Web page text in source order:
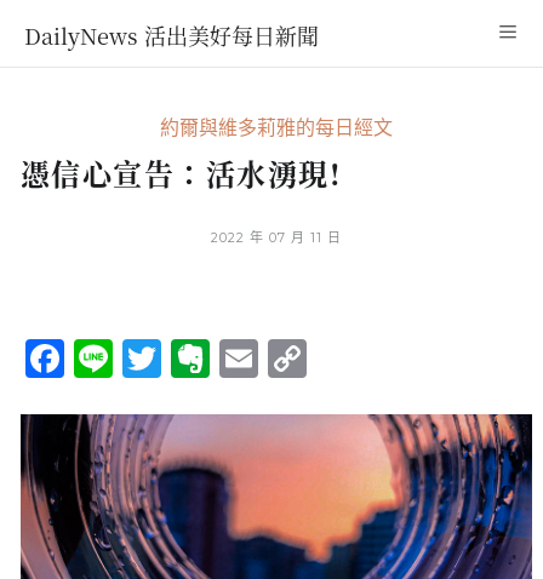
DailyNews 活出美好每日新聞
約爾與維多莉雅的每日經文
憑信心宣告：活水湧現!
2022 年 07 月 11 日
Facebook
LineTwitterEvernote
Email